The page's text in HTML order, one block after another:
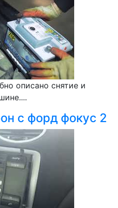
описано снятие и
с форд фокус 2